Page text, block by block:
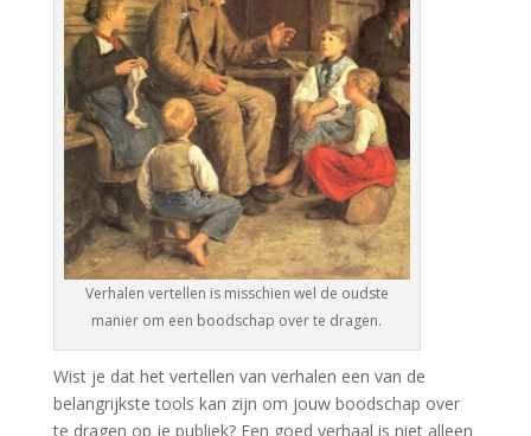
Verhalen vertellen is misschien wel de oudste
manier om een boodschap over te dragen.
Wist je dat het vertellen van verhalen een van de
belangrijkste tools kan zijn om jouw boodschap over
te dragen op je publiek? Een goed verhaal is niet alleen